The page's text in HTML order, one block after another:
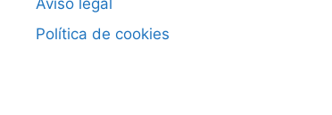
Aviso legal
Política de cookies